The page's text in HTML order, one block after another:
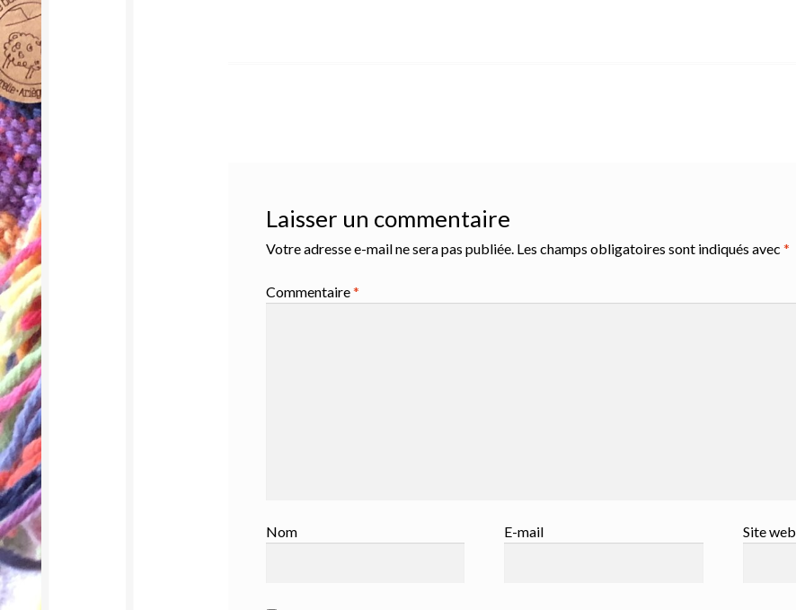
Laisser un commentaire
Votre adresse e-mail ne sera pas publiée. Les champs obligatoires sont indiqués avec *
Commentaire*
Nom E-mail Site web